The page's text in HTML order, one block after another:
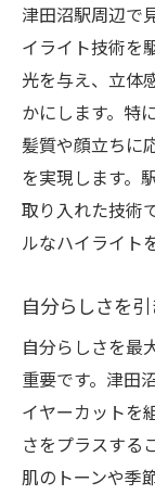
津田沼駅周辺で
イライト技術を
光を与え、立体
かにします。特
髪質や顔立ちに
を実現します。
取り入れた技術
ルなハイライト
自分らしさを
自分らしさを最
重要です。津田
イヤーカットを
さをプラスする
肌のトーンや季